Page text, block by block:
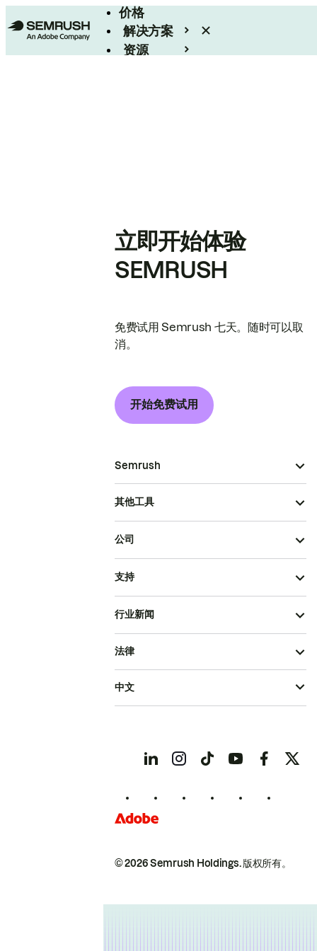
价格
解决方案
资源
立即开始体验
SEMRUSH
免费试用 Semrush 七天。随时可以取
消。
开始免费试用
Semrush
其他工具
公司
支持
行业新闻
© 2026 Semrush Holdings.版权所有。
法律
中文